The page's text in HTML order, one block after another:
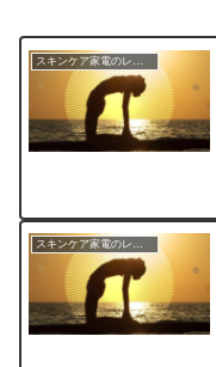
スキンケア家電のレビュー